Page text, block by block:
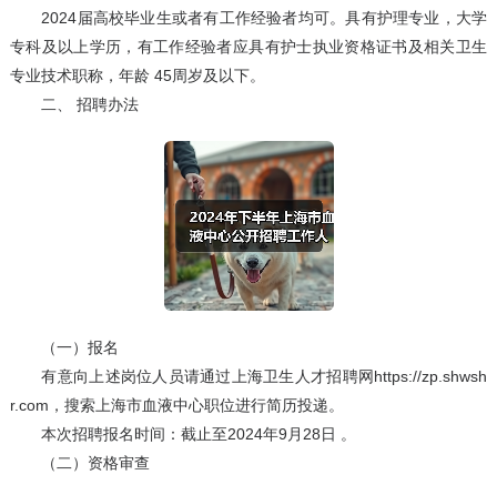
2024届高校毕业生或者有工作经验者均可。具有护理专业，大学
专科及以上学历，有工作经验者应具有护士执业资格证书及相关卫生
专业技术职称，年龄 45周岁及以下。
二、 招聘办法
（一）报名
有意向上述岗位人员请通过上海卫生人才招聘网https://zp.shwsh
r.com，搜索上海市血液中心职位进行简历投递。
本次招聘报名时间：截止至2024年9月28日 。
（二）资格审查